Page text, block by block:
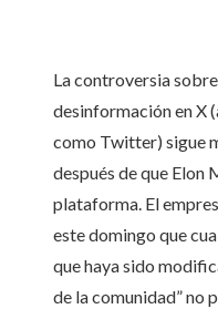
La controversia
desinformación en X
como Twitter) sigue
después de que Elon
plataforma. El
este domingo que
que haya sido
de la comunidad” no